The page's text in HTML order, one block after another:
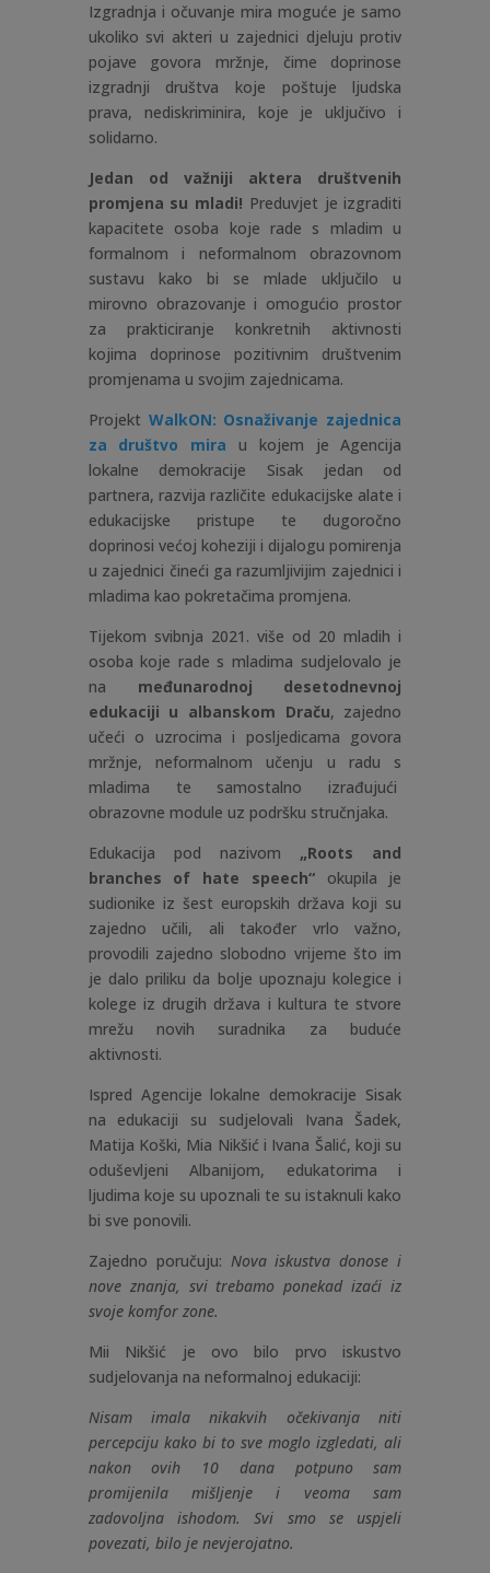
Izgradnja i očuvanje mira moguće je samo
ukoliko svi akteri u zajednici djeluju protiv
pojave govora mržnje, čime doprinose
izgradnji društva koje poštuje ljudska
prava, nediskriminira, koje je uključivo i
solidarno.
Jedan od važniji aktera društvenih
promjena su mladi! Preduvjet je izgraditi
kapacitete osoba koje rade s mladim u
formalnom i neformalnom obrazovnom
sustavu kako bi se mlade uključilo u
mirovno obrazovanje i omogućio prostor
za prakticiranje konkretnih aktivnosti
kojima doprinose pozitivnim društvenim
promjenama u svojim zajednicama.
Projekt WalkON: Osnaživanje zajednica
za društvo mira u kojem je Agencija
lokalne demokracije Sisak jedan od
partnera, razvija različite edukacijske alate i
edukacijske pristupe te dugoročno
doprinosi većoj koheziji i dijalogu pomirenja
u zajednici čineći ga razumljivijim zajednici i
mladima kao pokretačima promjena.
Tijekom svibnja 2021. više od 20 mladih i
osoba koje rade s mladima sudjelovalo je
na međunarodnoj desetodnevnoj
edukaciji u albanskom Draču, zajedno
učeći o uzrocima i posljedicama govora
mržnje, neformalnom učenju u radu s
mladima te samostalno izrađujući
obrazovne module uz podršku stručnjaka.
Edukacija pod nazivom „Roots and
branches of hate speech“okupila je
sudionike iz šest europskih država koji su
zajedno učili, ali također vrlo važno,
provodili zajedno slobodno vrijeme što im
je dalo priliku da bolje upoznaju kolegice i
kolege iz drugih država i kultura te stvore
mrežu novih suradnika za buduće
aktivnosti.
Ispred Agencije lokalne demokracije Sisak
na edukaciji su sudjelovali Ivana Šadek,
Matija Koški, Mia Nikšić i Ivana Šalić, koji su
oduševljeni Albanijom, edukatorima i
ljudima koje su upoznali te su istaknuli kako
bi sve ponovili.
Zajedno poručuju: Nova iskustva donose i
nove znanja, svi trebamo ponekad izaći iz
svoje komfor zone.
Mii Nikšić je ovo bilo prvo iskustvo
sudjelovanja na neformalnoj edukaciji:
Nisam imala nikakvih očekivanja niti
percepciju kako bi to sve moglo izgledati, ali
nakon ovih 10 dana potpuno sam
promijenila mišljenje i veoma sam
zadovoljna ishodom. Svi smo se uspjeli
povezati, bilo je nevjerojatno.